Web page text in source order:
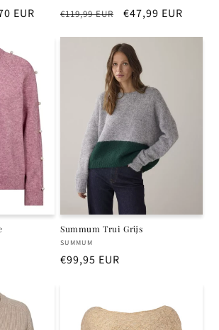
EUR
Normale
€119,99 EUR Aanbiedingsprijs
€47,99 EUR
Summum Trui Grijs
Verkoper:
SUMMUM
Normale
€99,95 EUR